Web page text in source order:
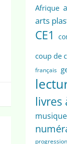
Afrique
arts
CE1
coup de
français
livres
musique